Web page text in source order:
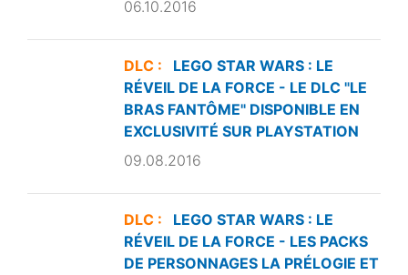
06.10.2016
DLC :
LEGO STAR WARS : LE
RÉVEIL DE LA FORCE - LE DLC "LE
BRAS FANTÔME" DISPONIBLE EN
EXCLUSIVITÉ SUR PLAYSTATION
09.08.2016
DLC :
LEGO STAR WARS : LE
RÉVEIL DE LA FORCE - LES PACKS
DE PERSONNAGES LA PRÉLOGIE ET